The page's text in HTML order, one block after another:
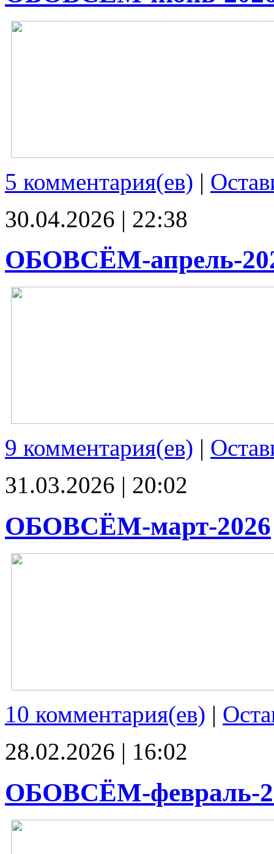
5 комментария(ев) |
30.04.2026 | 22:38
ОБОВСЁМ-апрель-
9 комментария(ев) |
31.03.2026 | 20:02
ОБОВСЁМ-март-2026
10 комментария(ев) |
28.02.2026 | 16:02
ОБОВСЁМ-февраль-